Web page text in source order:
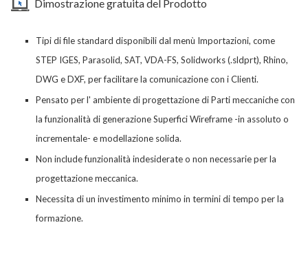
Dimostrazione gratuita del Prodotto
Tipi di file standard disponibili dal menù Importazioni, come
STEP IGES, Parasolid, SAT, VDA-FS, Solidworks (.sldprt), Rhino,
DWG e DXF, per facilitare la comunicazione con i Clienti.
Pensato per l' ambiente di progettazione diPartimeccaniche con
la funzionalità di generazione Superfici Wireframe -in assoluto o
incrementale- e modellazione solida.
Non include funzionalità indesiderate o non necessarie per la
progettazione meccanica.
Necessita di un investimento minimo in termini di tempo per la
formazione.